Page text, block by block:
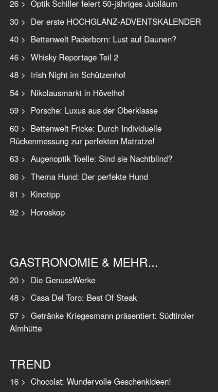
26 > Optik Schiller feiert 50-jähriges Jubiläum
30 > Der erste HOCHGLANZ-ADVENTSKALENDER
40 > Bettenwelt Paderborn: Lust auf Daunen?
46 > Whisky Reportage Teil 2
48 > Irish Night im Schützenhof
54 > Nikolausmarkt in Hövelhof
59 > Porsche: Luxus aus der Oberklasse
60 > Bettenwelt Fricke: Durch Individuelle
Rückenmessung zur perfekten Matratze!
63 > Augenoptik Toelle: Sind sie Nachtblind?
86 > Thema Hund: Der perfekte Hund
81 > Kinotipp
92 > Horoskop
GASTRONOMIE & MEHR...
20 > Die GenussWerke
48 > Casa Del Toro: Best Of Steak
57 > Getränke Kriegesmann präsentiert: Südtiroler
Almhütte
TREND
16 > Chocolat: Wundervolle Geschenkideen!